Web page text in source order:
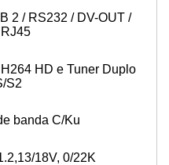
2 / RS232 / DV-OUT /
HD e Tuner Duplo
S2
banda C/Ku
18V, 0/22K